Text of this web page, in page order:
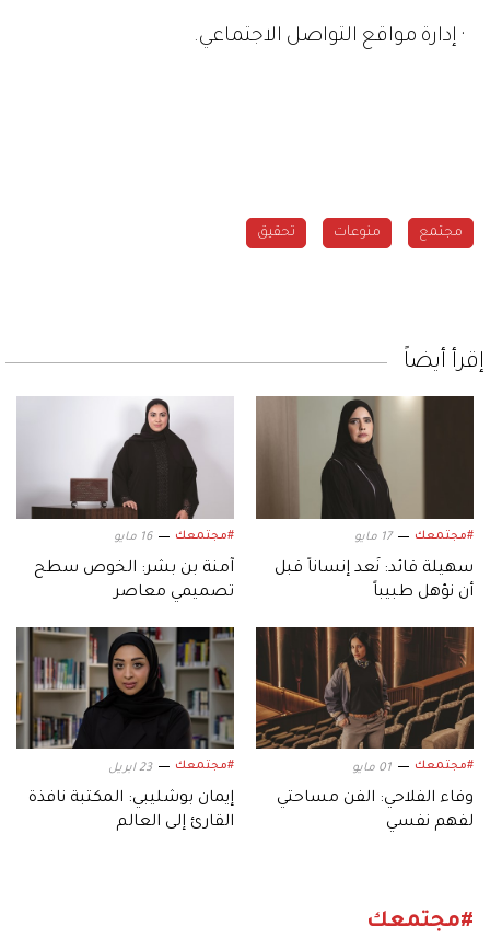
· إدارة مواقع التواصل الاجتماعي.
مجتمع منوعات تحقيق
إقرأ أيضاً
#مجتمعك 17 مايو
سهيلة قائد: نُعد إنساناً قبل
أن نؤهل طبيباً
#مجتمعك 16 مايو
آمنة بن بشر: الخوص سطح
تصميمي معاصر
#مجتمعك 01 مايو
وفاء الفلاحي: الفن مساحتي
لفهم نفسي
#مجتمعك 23 ابريل
إيمان بوشليبي: المكتبة نافذة
القارئ إلى العالم
#مجتمعك